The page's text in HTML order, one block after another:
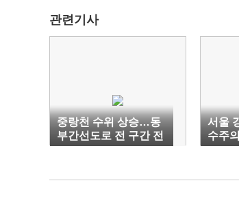
관련기사
중랑천 수위 상승…동
부간선도로 전 구간 전
면 통제
서울
수주